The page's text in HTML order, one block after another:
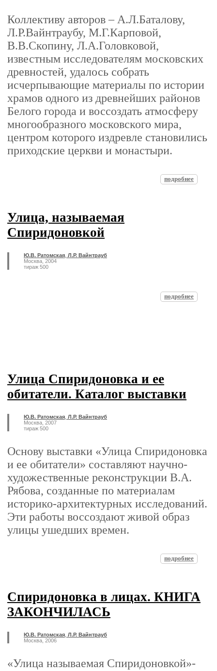
Коллективу авторов – А.Л.Баталову,
Л.Р.Вайнтраубу, М.Г.Карповой,
В.В.Скопину, Л.А.Головковой,
известным исследователям московских
древностей, удалось собрать
исчерпывающие материалы по истории
храмов одного из древнейших районов
Белого города и воссоздать атмосферу
многообразного московского мира,
центром которого издревле становились
приходские церкви и монастыри.
подробнее
Улица, называемая
Спиридоновкой
Ю.В. Ратомская Л.Р. Вайнтрауб
Москва, 2004
тираж 500
подробнее
Улица Спиридоновка и ее
обитатели. Каталог выставки
Ю.В. Ратомская Л.Р. Вайнтрауб
Москва, 2007
тираж 500
Основу выставки «Улица Спиридоновка
и ее обитатели» составляют научно-
художественные реконструкции В.А.
Рябова, созданные по материалам
историко-архитектурных исследований.
Эти работы воссоздают живой образ
улицы ушедших времен.
подробнее
Спиридоновка в лицах. КНИГА
ЗАКОНЧИЛАСЬ
Ю.В. Ратомская Л.Р. Вайнтрауб
Москва, 2006
«Улица называемая Спиридоновкой»-